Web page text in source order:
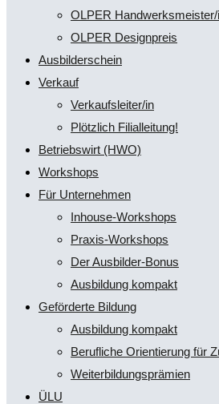
OLPER Handwerksmeister/
OLPER Designpreis
Ausbilderschein
Verkauf
Verkaufsleiter/in
Plötzlich Filialleitung!
Betriebswirt (HWO)
Workshops
Für Unternehmen
Inhouse-Workshops
Praxis-Workshops
Der Ausbilder-Bonus
Ausbildung kompakt
Geförderte Bildung
Ausbildung kompakt
Berufliche Orientierung für
Weiterbildungsprämien
ÜLU